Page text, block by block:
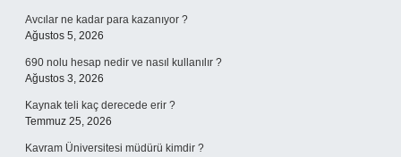
Avcılar ne kadar para kazanıyor ?
Ağustos 5, 2026
690 nolu hesap nedir ve nasıl kullanılır ?
Ağustos 3, 2026
Kaynak teli kaç derecede erir ?
Temmuz 25, 2026
Kavram Üniversitesi müdürü kimdir ?